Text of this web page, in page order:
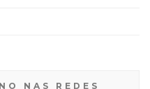
NAS REDES